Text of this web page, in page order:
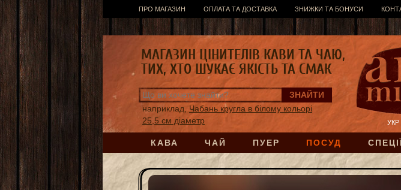
ПРО МАГАЗИН ОПЛАТА ТА ДОСТАВКА ЗНИЖКИ ТА БОНУСИ
КАВА ЧАЙ ПУЕР ПОСУД СПЕЦІЇ
УКР
наприклад, Чабань кругла в білому кольорі
25,5 см діаметр
МАГАЗИН ЦІНИТЕЛІВ КАВИ ТА ЧАЮ,
ТИХ, ХТО ШУКАЄ ЯКІСТЬ ТА СМАК